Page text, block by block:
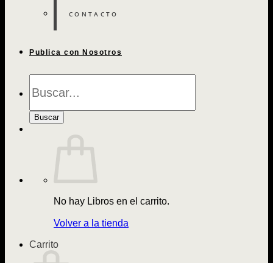
CONTACTO
Publica con Nosotros
de
Buscar
No hay Libros en el carrito.
Volver a la tienda
Carrito